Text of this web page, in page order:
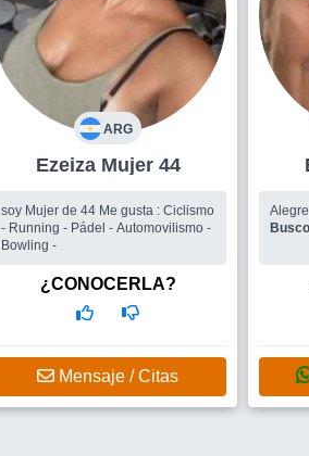
ARG
Ezeiza Mujer 44
soy Mujer de 44 Me gusta : Ciclismo
- Running - Pádel - Automovilismo -
Bowling -
¿CONOCERLA?
Mensaje / Citas